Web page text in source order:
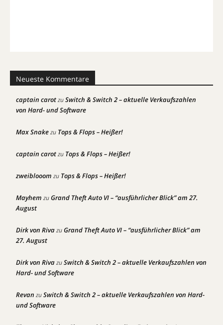
Neueste Kommentare
captain carotzuSwitch & Switch 2 – aktuelle Verkaufszahlen
von Hard- und Software
Max Snakezu Tops & Flops – Heißer!
captain carotzu Tops & Flops – Heißer!
zweiblooom zu Tops & Flops – Heißer!
Mayhem zuGrand Theft Auto VI – “ausführlicher Blick” am 27.
August
Dirk von RivazuGrand Theft Auto VI – “ausführlicher Blick” am
27. August
Dirk von RivazuSwitch & Switch 2 – aktuelle Verkaufszahlen von
Hard- und Software
Revan zuSwitch & Switch 2 – aktuelle Verkaufszahlen von Hard-
und Software